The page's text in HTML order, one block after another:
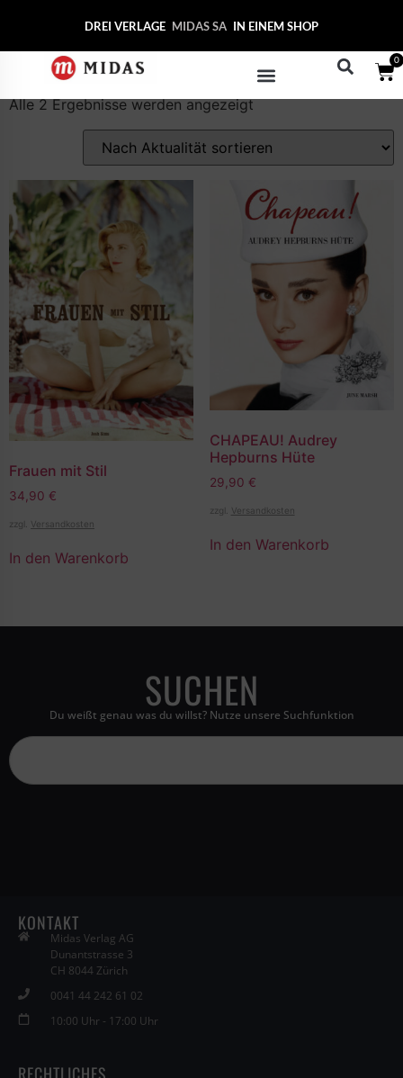
DREI VERLAGE MIDAS IN EINEM SHOP
0
Damenmode
Alle 2 Ergebnisse werden angezeigt
Frauen mit Stil
34,90 €
zzgl. Versandkosten
In den Warenkorb
CHAPEAU! Audrey
Hepburns Hüte
29,90 €
zzgl. Versandkosten
In den Warenkorb
SUCHEN
Du weißt genau was du willst? Nutze unsere Suchfunktion
KONTAKT
Midas Verlag AG
Dunantstrasse 3
CH 8044 Zürich
0041 44 242 61 02
10:00 Uhr - 17:00 Uhr